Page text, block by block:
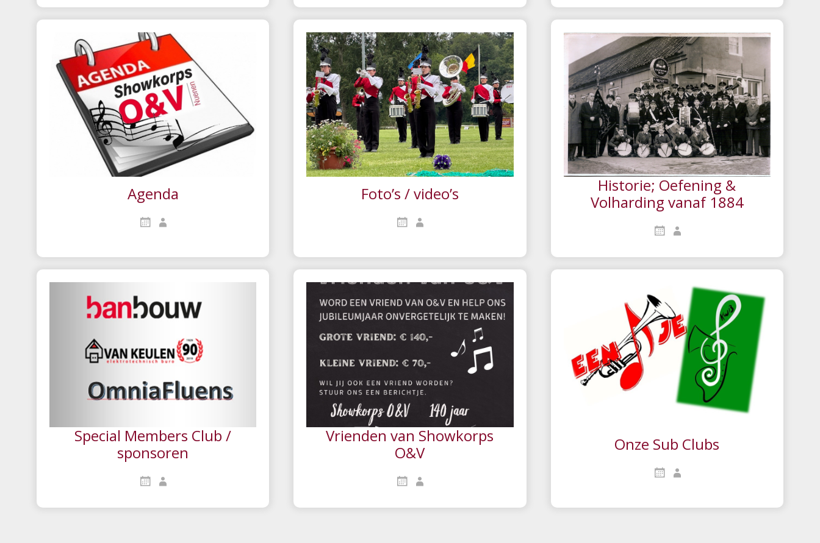
Agenda Foto’s / video’s
Historie; Oefening &
Volharding vanaf 1884
Special Members Club /
sponsoren
Vrienden van Showkorps
O&V
Onze Sub Clubs